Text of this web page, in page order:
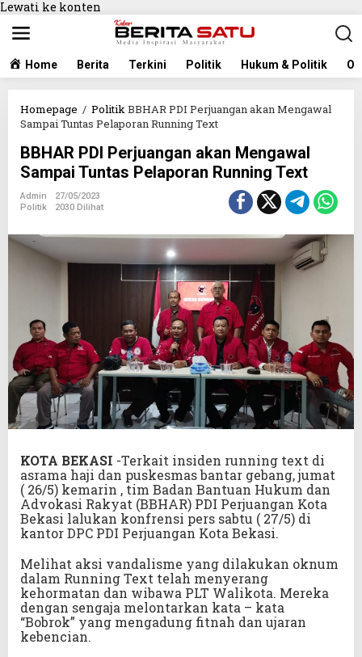
Lewati ke konten
Home Berita Terkini Politik Hukum & Politik
Homepage / PolitikBBHAR PDI Perjuangan akan Mengawal
Sampai Tuntas Pelaporan Running Text
BBHAR PDI Perjuangan akan Mengawal
Sampai Tuntas Pelaporan Running Text
Admin
27/05/2023
Politik
2030 Dilihat
KOTA BEKASI -Terkait insiden running text di
asrama haji dan puskesmas bantar gebang, jumat
( 26/5) kemarin , tim Badan Bantuan Hukum dan
Advokasi Rakyat (BBHAR) PDI Perjuangan Kota
Bekasi lalukan konfrensi pers sabtu ( 27/5) di
kantor DPC PDI Perjuangan Kota Bekasi.
Melihat aksi vandalisme yang dilakukan oknum
dalam Running Text telah menyerang
kehormatan dan wibawa PLT Walikota. Mereka
dengan sengaja melontarkan kata – kata
“Bobrok” yang mengadung fitnah dan ujaran
kebencian.